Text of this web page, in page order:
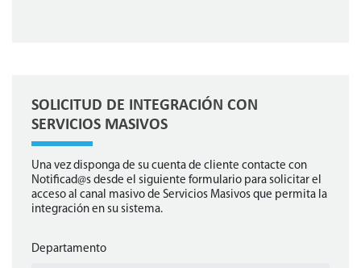
SOLICITUD DE INTEGRACIÓN CON
SERVICIOS MASIVOS
Una vez disponga de su cuenta de cliente contacte con
Notificad@s desde el siguiente formulario para solicitar el
acceso al canal masivo de Servicios Masivos que permita la
integración en su sistema.
Departamento